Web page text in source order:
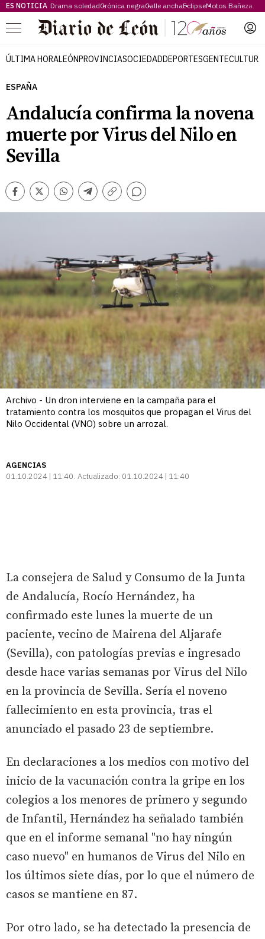
ES NOTICIA Drama soledadCrónica negraCalle anchaEclipseMotos Bañeza
Menú
ÚLTIMA HORALEÓNPROVINCIASOCIEDADDEPORTESGENTECULTURA
ESPAÑA
Andalucía confirma la novena
muerte por Virus del Nilo en
Sevilla
Facebook
TwitterWhatsappTelegram
Copiar
Comentarios
Archivo - Un dron interviene en la campaña para el
tratamiento contra los mosquitos que propagan el Virus del
Nilo Occidental (VNO) sobre un arrozal.
AGENCIAS
01.10.2024 | 11:40 Actualizado: 01.10.2024 | 11:40
La consejera de Salud y Consumo de la Junta
de Andalucía, Rocío Hernández, ha
confirmado este lunes la muerte de un
paciente, vecino de Mairena del Aljarafe
(Sevilla), con patologías previas e ingresado
desde hace varias semanas por Virus del Nilo
en la provincia de Sevilla. Sería el noveno
fallecimiento en esta provincia, tras el
anunciado el pasado 23 de septiembre.
En declaraciones a los medios con motivo del
inicio de la vacunación contra la gripe en los
colegios a los menores de primero y segundo
de Infantil, Hernández ha señalado también
que en el informe semanal "no hay ningún
caso nuevo" en humanos de Virus del Nilo en
los últimos siete días, por lo que el número de
casos se mantiene en 87.
Por otro lado, se ha detectado la presencia de